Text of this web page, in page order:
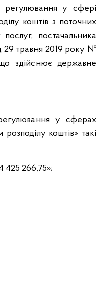
регулювання у сфері
коштів з поточних
постачальника
29 травня 2019 року №
здійснює державне
у сферах
коштів» такі
425 266,75»;